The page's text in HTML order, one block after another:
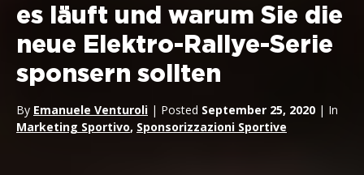
es läuft und warum Sie die
neue Elektro-Rallye-Serie
sponsern sollten
By Emanuele Venturoli | Posted September 25, 2020 | In
Marketing Sportivo, Sponsorizzazioni Sportive